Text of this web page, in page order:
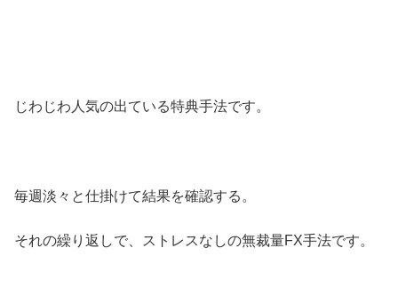
じわじわ人気の出ている特典手法です。
毎週淡々と仕掛けて結果を確認する。
それの繰り返しで、ストレスなしの無裁量FX手法です。